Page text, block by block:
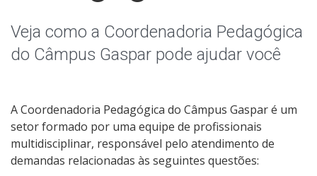
Perguntas Frequentes do Retorno ao Presencial
Formatura
Atividades Complementares
Veja como a Coordenadoria Pedagógica
do Câmpus Gaspar pode ajudar você
A Coordenadoria Pedagógica do Câmpus Gaspar é um
setor formado por uma equipe de profissionais
multidisciplinar, responsável pelo atendimento de
demandas relacionadas às seguintes questões: